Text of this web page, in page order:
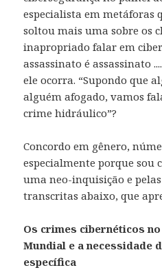
especialista em metáforas
soltou mais uma sobre os
inapropriado falar em
assassinato é assassinato
ele ocorra. “Supondo que
alguém afogado, vamos
crime hidráulico”?
Concordo em gênero,
especialmente porque sou
uma neo-inquisição e
transcritas abaixo, que
Os crimes cibernéticos
Mundial e a necessidade
específica